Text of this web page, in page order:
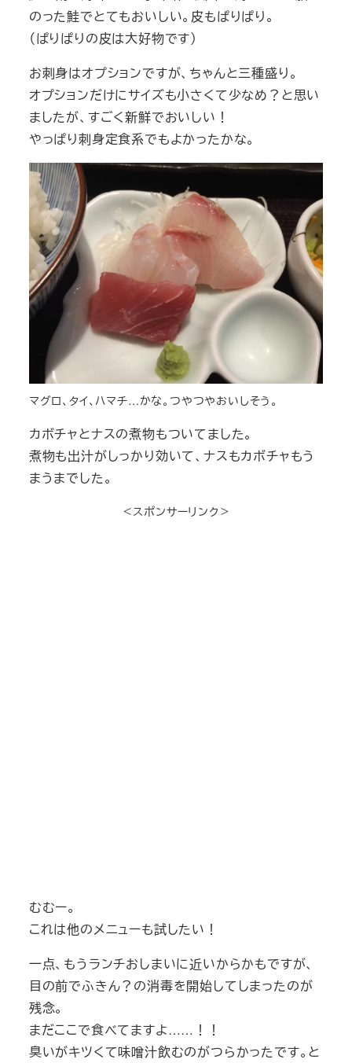
のった鮭でとてもおいしい。皮もぱりぱり。
（ぱりぱりの皮は大好物です）
お刺身はオプションですが、ちゃんと三種盛り。
オプションだけにサイズも小さくて少なめ？と思い
ましたが、すごく新鮮でおいしい！
やっぱり刺身定食系でもよかったかな。
マグロ、タイ、ハマチ…かな。つやつやおいしそう。
カボチャとナスの煮物もついてました。
煮物も出汁がしっかり効いて、ナスもカボチャもう
まうまでした。
＜スポンサーリンク＞
むむー。
これは他のメニューも試したい！
一点、もうランチおしまいに近いからかもですが、
目の前でふきん？の消毒を開始してしまったのが
残念。
まだここで食べてますよ……！！
臭いがキツくて味噌汁飲むのがつらかったです。と